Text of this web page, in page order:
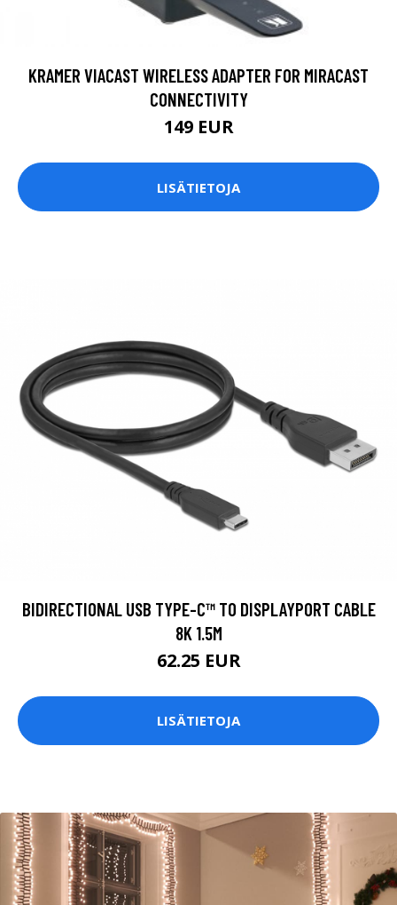
KRAMER VIACAST WIRELESS ADAPTER FOR MIRACAST
CONNECTIVITY
149 EUR
LISÄTIETOJA
BIDIRECTIONAL USB TYPE-C™ TO DISPLAYPORT CABLE
8K 1.5M
62.25 EUR
LISÄTIETOJA